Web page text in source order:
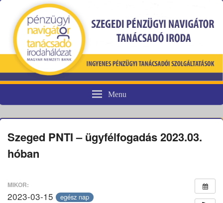
Pénzügyi fogyasztóvédelem
Menu
Szeged PNTI – ügyfélfogadás 2023.03.
hóban
MIKOR:
2023-03-15 egész nap